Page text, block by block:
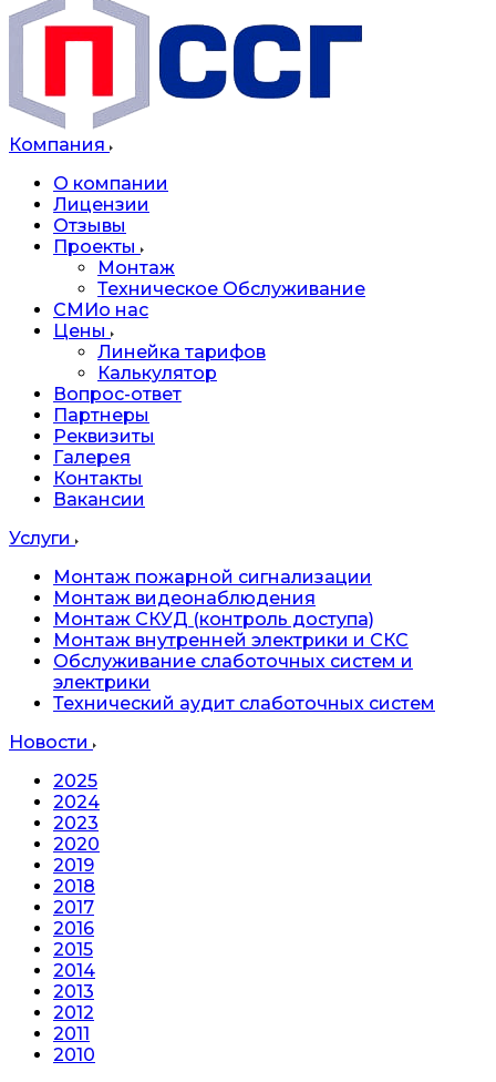
Компания
О компании
Лицензии
Отзывы
Проекты
Монтаж
Техническое Обслуживание
СМИо нас
Цены
Линейка тарифов
Калькулятор
Вопрос-ответ
Партнеры
Реквизиты
Галерея
Контакты
Вакансии
Услуги
Монтаж пожарной сигнализации
Монтаж видеонаблюдения
Монтаж СКУД (контроль доступа)
Монтаж внутренней электрики и СКС
Обслуживание слаботочных систем и
электрики
Технический аудит слаботочных систем
Новости
2025
2024
2023
2020
2019
2018
2017
2016
2015
2014
2013
2012
2011
2010